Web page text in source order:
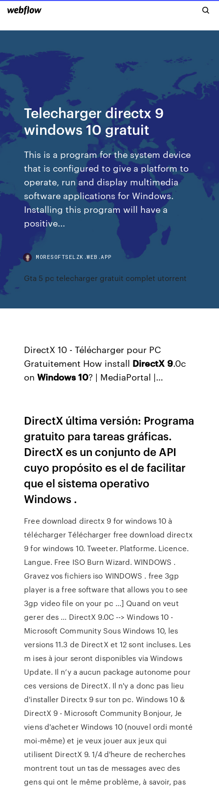
Telecharger directx 9
windows 10 gratuit
This is a program for the system device
that is configured to give a platform to
operate, run and display multimedia
software applications for Windows.
Installing this program will have a
positive...
MORESOFTSELZK.WEB.APP
Gta 5 pc telecharger gratuit complet utorrent
DirectX 10 - Télécharger pour PC
Gratuitement How install DirectX 9.0c
onWindows 10? | MediaPortal |…
DirectX última versión: Programa
gratuito para tareas gráficas.
DirectX es un conjunto de API
cuyo propósito es el de facilitar
que el sistema operativo
Windows .
Free download directx 9 for windows 10 à
télécharger Télécharger free download directx
9 for windows 10. Tweeter. Platforme. Licence.
Langue. Free ISO Burn Wizard. WINDOWS .
Gravez vos fichiers iso WINDOWS . free 3gp
player is a free software that allows you to see
3gp video file on your pc ...] Quand on veut
gerer des ... DirectX 9.0C --> Windows 10 -
Microsoft Community Sous Windows 10, les
versions 11.3 de DirectX et 12 sont incluses. Les
m ises à jour seront disponibles via Windows
Update. Il n’y a aucun package autonome pour
ces versions de DirectX. Il n'y a donc pas lieu
d'installer Directx 9 sur ton pc. Windows 10 &
DirectX 9 - Microsoft Community Bonjour, Je
viens d'acheter Windows 10 (nouvel ordi monté
moi-même) et je veux jouer aux jeux qui
utilisent DirectX 9. 1/4 d'heure de recherches
montrent tout un tas de messages avec des
gens qui ont le même problème, à savoir, pas